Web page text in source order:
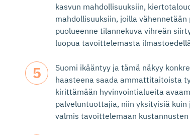
kasvun mahdollisuuksiin,
mahdollisuuksiin, joilla
puolueenne tilannekuva vihreän
luopua tavoittelemasta
Suomi ikääntyy ja tämä näkyy
haasteena saada ammattitaitoista
kirittämään hyvinvointialueita
palveluntuottajia, niin yksityisiä
valmis tavoittelemaan kustannusten